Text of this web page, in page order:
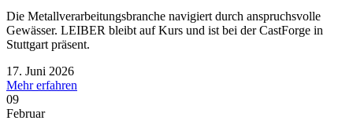
Die Metallverarbeitungsbranche navigiert durch anspruchsvolle
Gewässer. LEIBER bleibt auf Kurs und ist bei der CastForge in
Stuttgart präsent.
17. Juni 2026
Mehr erfahren
09
Februar